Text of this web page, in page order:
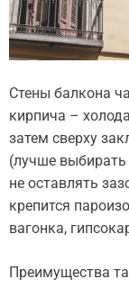
Стены балкона
кирпича –
затем сверху
(лучше
не оставлять
крепится
вагонка,
Преимущества